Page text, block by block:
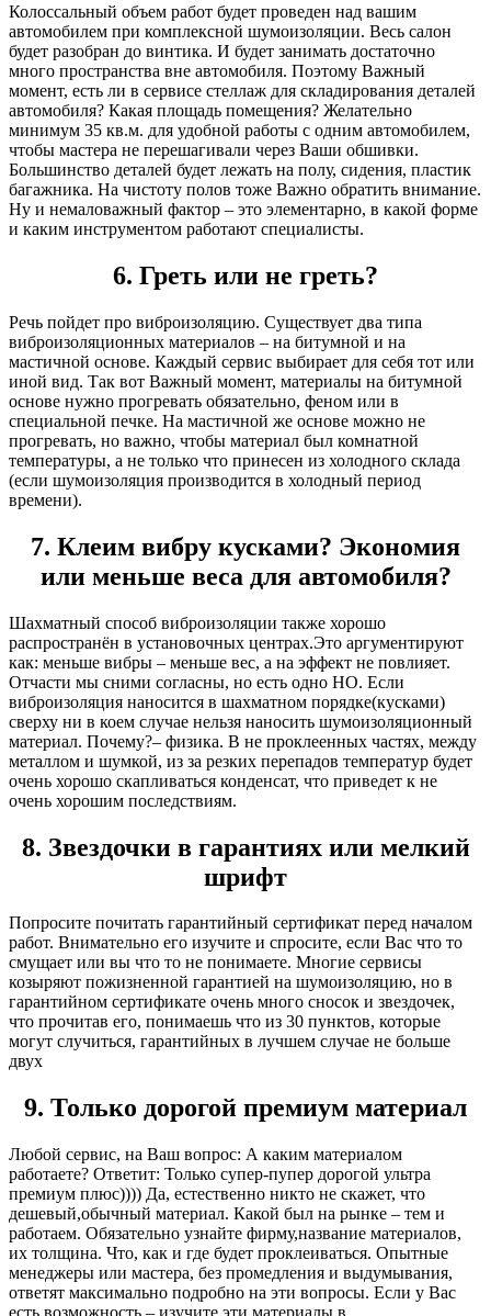
Колоссальный объем работ будет проведен над вашим
автомобилем при комплексной шумоизоляции. Весь салон
будет разобран до винтика. И будет занимать достаточно
много пространства вне автомобиля. Поэтому Важный
момент, есть ли в сервисе стеллаж для складирования деталей
автомобиля? Какая площадь помещения? Желательно
минимум 35 кв.м. для удобной работы с одним автомобилем,
чтобы мастера не перешагивали через Ваши обшивки.
Большинство деталей будет лежать на полу, сидения, пластик
багажника. На чистоту полов тоже Важно обратить внимание.
Ну и немаловажный фактор – это элементарно, в какой форме
и каким инструментом работают специалисты.
6. Греть или не греть?
Речь пойдет про виброизоляцию. Существует два типа
виброизоляционных материалов – на битумной и на
мастичной основе. Каждый сервис выбирает для себя тот или
иной вид. Так вот Важный момент, материалы на битумной
основе нужно прогревать обязательно, феном или в
специальной печке. На мастичной же основе можно не
прогревать, но важно, чтобы материал был комнатной
температуры, а не только что принесен из холодного склада
(если шумоизоляция производится в холодный период
времени).
7. Клеим вибру кусками? Экономия
или меньше веса для автомобиля?
Шахматный способ виброизоляции также хорошо
распространён в установочных центрах.Это аргументируют
как: меньше вибры – меньше вес, а на эффект не повлияет.
Отчасти мы сними согласны, но есть одно НО. Если
виброизоляция наносится в шахматном порядке(кусками)
сверху ни в коем случае нельзя наносить шумоизоляционный
материал. Почему?– физика. В не проклеенных частях, между
металлом и шумкой, из за резких перепадов температур будет
очень хорошо скапливаться конденсат, что приведет к не
очень хорошим последствиям.
8. Звездочки в гарантиях или мелкий
шрифт
Попросите почитать гарантийный сертификат перед началом
работ. Внимательно его изучите и спросите, если Вас что то
смущает или вы что то не понимаете. Многие сервисы
козыряют пожизненной гарантией на шумоизоляцию, но в
гарантийном сертификате очень много сносок и звездочек,
что прочитав его, понимаешь что из 30 пунктов, которые
могут случиться, гарантийных в лучшем случае не больше
двух
9. Только дорогой премиум материал
Любой сервис, на Ваш вопрос: А каким материалом
работаете? Ответит: Только супер-пупер дорогой ультра
премиум плюс)))) Да, естественно никто не скажет, что
дешевый,обычный материал. Какой был на рынке – тем и
работаем. Обязательно узнайте фирму,название материалов,
их толщина. Что, как и где будет проклеиваться. Опытные
менеджеры или мастера, без промедления и выдумывания,
ответят максимально подробно на эти вопросы. Если у Вас